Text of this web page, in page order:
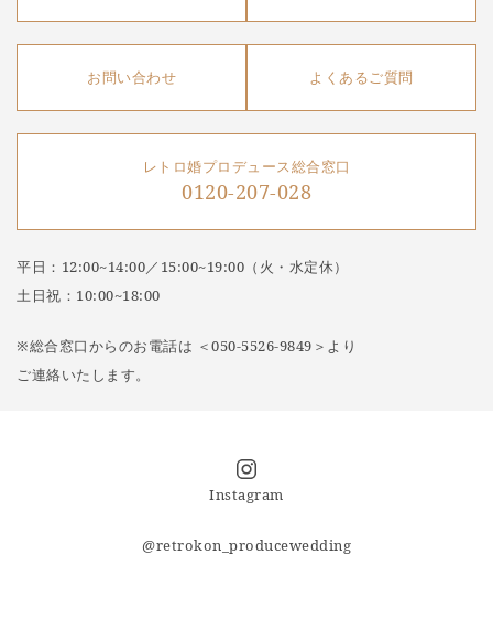
お問い合わせ よくあるご質問
レトロ婚プロデュース総合窓口
0120-207-028
平日：12:00~14:00／15:00~19:00（火・水定休）
土日祝：10:00~18:00
※総合窓口からのお電話は ＜050-5526-9849＞より
ご連絡いたします。
Instagram
@retrokon_producewedding